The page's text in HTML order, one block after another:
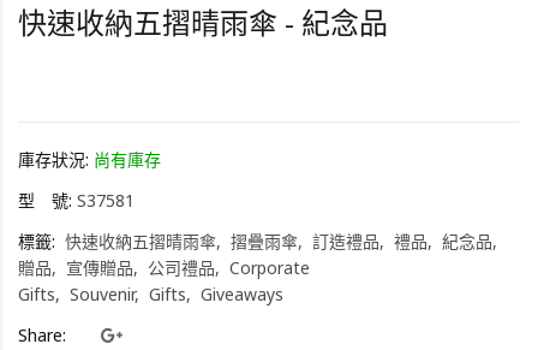
快速收納五摺晴雨傘 - 紀念品
庫存狀況: 尚有庫存
型 號: S37581
標籤: 快速收納五摺晴雨傘 摺疊雨傘 訂造禮品 禮品
紀念品
贈品
宣傳贈品 公司禮品
Corporate
Gifts
Souvenir Gifts
Giveaways
Share: